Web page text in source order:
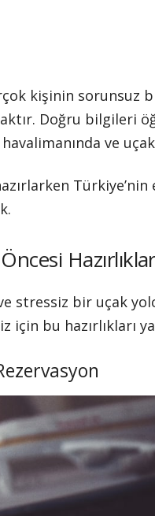
kişinin sorunsuz
Doğru bilgileri
ve
Hazırlıklar
stressiz bir uçak
için bu hazırlıkları